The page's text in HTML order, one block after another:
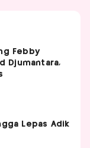
Febby
Djumantara,
Lepas Adik